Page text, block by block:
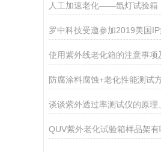
人工加速老化——氙灯试验箱
防腐涂料腐蚀+老化性能测试
QUV紫外老化试验箱样品架有